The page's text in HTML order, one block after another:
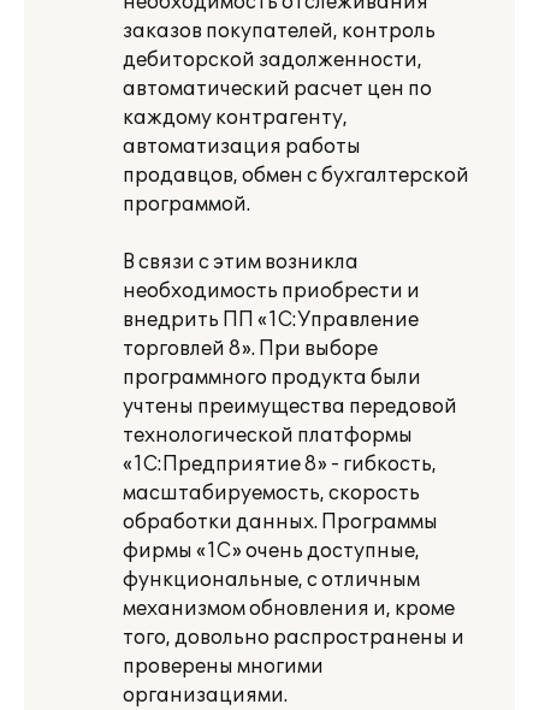
заказов покупателей, контроль
дебиторской задолженности,
автоматический расчет цен по
каждому контрагенту,
автоматизация работы
продавцов, обмен с бухгалтерской
программой.
В связи с этим возникла
необходимость приобрести и
внедрить ПП «1С:Управление
торговлей 8». При выборе
программного продукта были
учтены преимущества передовой
технологической платформы
«1С:Предприятие 8» - гибкость,
масштабируемость, скорость
обработки данных. Программы
фирмы «1С» очень доступные,
функциональные, с отличным
механизмом обновления и, кроме
того, довольно распространены и
проверены многими
организациями.